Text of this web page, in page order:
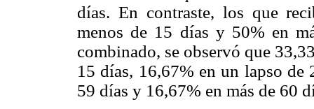
días. En contraste, los que
menos de 15 días y 50% en
combinado, se observó que
15 días, 16,67% en un lapso
59 días y 16,67% en más de 60